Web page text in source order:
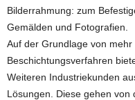
Bilderrahmung: zum
Gemälden und Fotografien.
Auf der Grundlage von
Beschichtungsverfahren
Weiteren Industriekunden
Lösungen. Diese gehen